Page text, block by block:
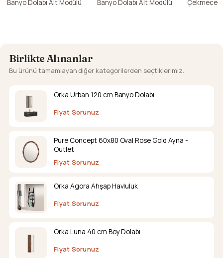
Banyo Dolabı Alt Modülü Banyo Dolabı Alt Modülü
Çekmece
Birlikte Alınanlar
Bu ürünü tamamlayan diğer kategorilerden seçtiklerimiz.
Orka Urban 120 cm Banyo Dolabı
Fiyat Sorunuz
Pure Concept 60x80 Oval Rose Gold Ayna -
Outlet
Fiyat Sorunuz
Orka Agora Ahşap Havluluk
Fiyat Sorunuz
Orka Luna 40 cm Boy Dolabı
Fiyat Sorunuz